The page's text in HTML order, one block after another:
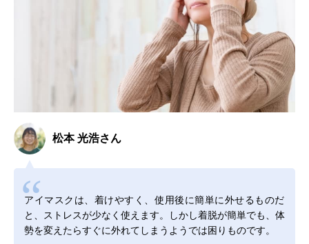
松本 光浩さん
アイマスクは、着けやすく、使用後に簡単に外せるものだ
と、ストレスが少なく使えます。しかし着脱が簡単でも、体
勢を変えたらすぐに外れてしまうようでは困りものです。